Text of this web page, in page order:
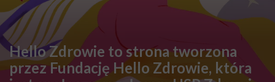
Hello Zdrowie to strona tworzona
przez Fundację Hello Zdrowie, która